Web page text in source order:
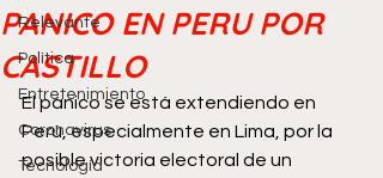
Relevante
Política
Entretenimiento
Coronavirus
Tecnología
PANICO EN PERU POR
CASTILLO
El pánico se está extendiendo en
Perú, especialmente en Lima, por la
posible victoria electoral de un